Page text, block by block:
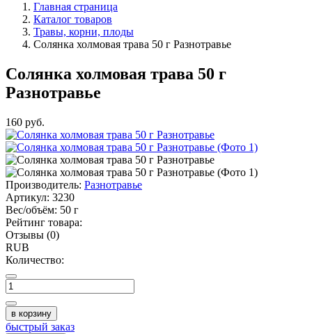
Главная страница
Каталог товаров
Травы, корни, плоды
Солянка холмовая трава 50 г Разнотравье
Солянка холмовая трава 50 г
Разнотравье
160 руб.
Производитель: Разнотравье
Артикул: 3230
Вес/объём: 50 г
Рейтинг товара:
Отзывы (0)
RUB
Количество:
в корзину
быстрый заказ